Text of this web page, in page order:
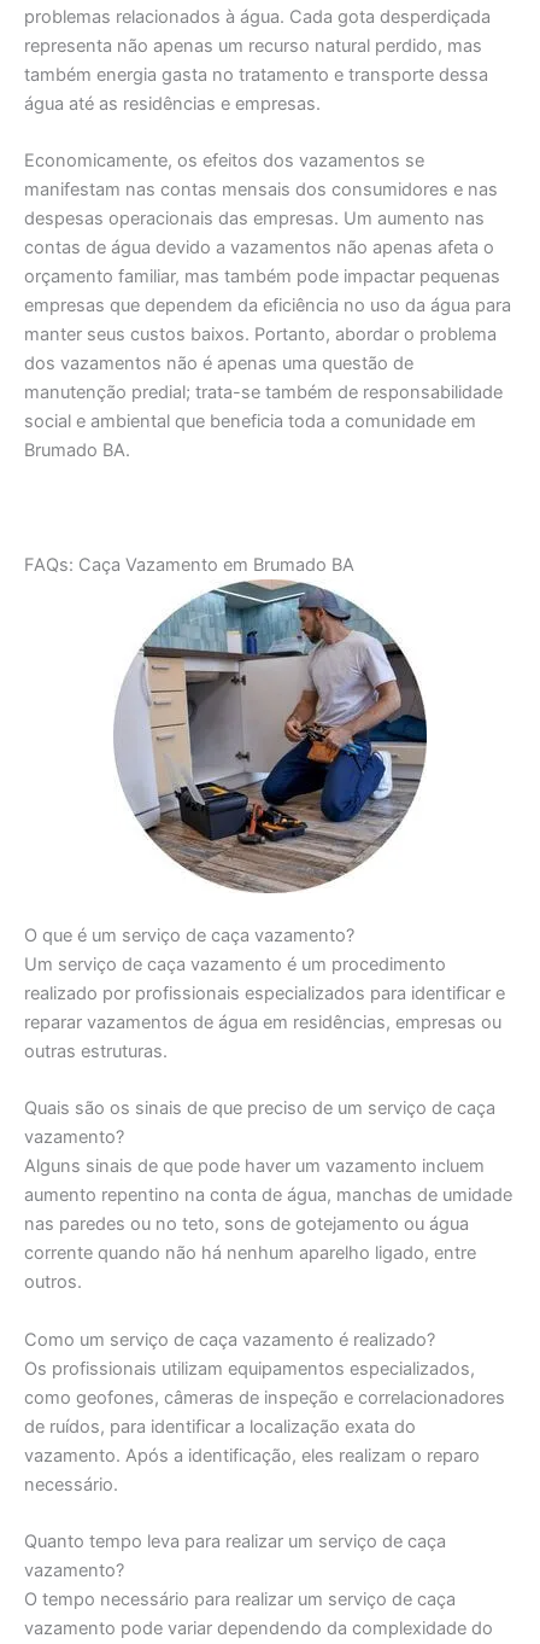
problemas relacionados à água. Cada gota desperdiçada
representa não apenas um recurso natural perdido, mas
também energia gasta no tratamento e transporte dessa
água até as residências e empresas.
Economicamente, os efeitos dos vazamentos se
manifestam nas contas mensais dos consumidores e nas
despesas operacionais das empresas. Um aumento nas
contas de água devido a vazamentos não apenas afeta o
orçamento familiar, mas também pode impactar pequenas
empresas que dependem da eficiência no uso da água para
manter seus custos baixos. Portanto, abordar o problema
dos vazamentos não é apenas uma questão de
manutenção predial; trata-se também de responsabilidade
social e ambiental que beneficia toda a comunidade em
Brumado BA.
FAQs: Caça Vazamento em Brumado BA
O que é um serviço de caça vazamento?
Um serviço de caça vazamento é um procedimento
realizado por profissionais especializados para identificar e
reparar vazamentos de água em residências, empresas ou
outras estruturas.
Quais são os sinais de que preciso de um serviço de caça
vazamento?
Alguns sinais de que pode haver um vazamento incluem
aumento repentino na conta de água, manchas de umidade
nas paredes ou no teto, sons de gotejamento ou água
corrente quando não há nenhum aparelho ligado, entre
outros.
Como um serviço de caça vazamento é realizado?
Os profissionais utilizam equipamentos especializados,
como geofones, câmeras de inspeção e correlacionadores
de ruídos, para identificar a localização exata do
vazamento. Após a identificação, eles realizam o reparo
necessário.
Quanto tempo leva para realizar um serviço de caça
vazamento?
O tempo necessário para realizar um serviço de caça
vazamento pode variar dependendo da complexidade do